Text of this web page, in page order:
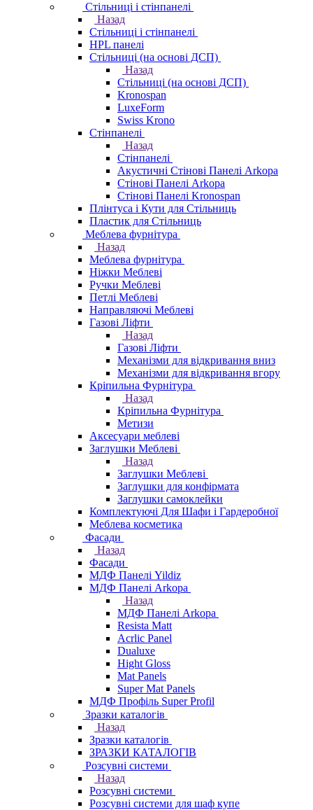
Стільниці і стінпанелі
Назад
Стільниці і стінпанелі
HPL панелі
Стільниці (на основі ДСП)
Назад
Стільниці (на основі ДСП)
Kronospan
LuxeForm
Swiss Krono
Стінпанелі
Назад
Стінпанелі
Акустичні Стінові Панелі Аrkopa
Стінові Панелі Arkopa
Стінові Панелі Kronospan
Плінтуса і Кути для Стільниць
Пластик для Стільниць
Меблева фурнітура
Назад
Меблева фурнітура
Ніжки Меблеві
Ручки Меблеві
Петлі Меблеві
Направляючі Меблеві
Газові Ліфти
Назад
Газові Ліфти
Механізми для відкривання вниз
Механізми для відкривання вгору
Кріпильна Фурнітура
Назад
Кріпильна Фурнітура
Метизи
Аксесуари меблеві
Заглушки Меблеві
Назад
Заглушки Меблеві
Заглушки для конфірмата
Заглушки самоклейки
Комплектуючі Для Шафи і Гардеробної
Меблева косметика
Фасади
Назад
Фасади
МДФ Панелі Yildiz
МДФ Панелі Arkopa
Назад
МДФ Панелі Arkopa
Resista Matt
Acrlic Panel
Dualuxe
Hight Gloss
Mat Panels
Super Mat Panels
МДФ Профіль Super Profil
Зразки каталогів
Назад
Зразки каталогів
ЗРАЗКИ КАТАЛОГІВ
Розсувні системи
Назад
Розсувні системи
Розсувні системи для шаф купе